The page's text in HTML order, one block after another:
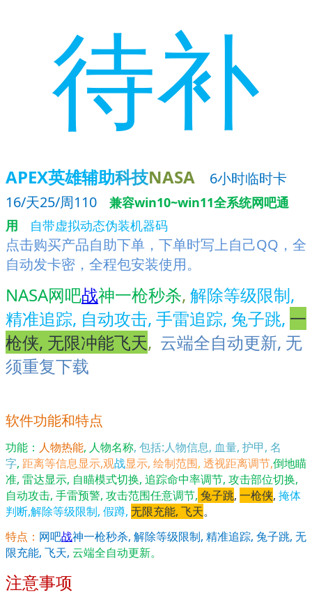
待补
APEX英雄辅助科技NASA
6小时临时卡
16/天25/周110
兼容win10~win11全系统网吧通
用
自带虚拟动态伪装机器码
点击购买产品自助下单，下单时写上自己QQ，全
自动发卡密，全程包安装使用。
NASA网吧战神一枪秒杀, 解除等级限制,
精准追踪, 自动攻击, 手雷追踪, 兔子跳, 一
枪侠, 无限冲能飞天, 云端全自动更新, 无
须重复下载
软件功能和特点
功能： 人物热能, 人物名称, 包括:人物信息, 血量, 护甲, 名
字, 距离等信息显示,观战显示, 绘制范围, 透视距离调节,倒地瞄
准, 雷达显示, 自瞄模式切换, 追踪命中率调节, 攻击部位切换,
自动攻击, 手雷预警, 攻击范围任意调节, 兔子跳, 一枪侠, 掩体
判断,解除等级限制, 假蹲, 无限充能, 飞天。
特点： 网吧战神一枪秒杀, 解除等级限制, 精准追踪, 兔子跳, 无
限充能, 飞天, 云端全自动更新。
注意事项